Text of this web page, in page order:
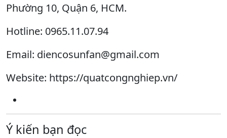
Phường 10, Quận 6, HCM.
Hotline: 0965.11.07.94
Email: diencosunfan@gmail.com
Website: https://quatcongnghiep.vn/
Ý kiến bạn đọc